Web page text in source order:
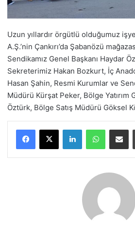
Uzun yıllardır örgütlü olduğumuz
A.Ş.’nin Çankırı’da Şabanözü
Sendikamız Genel Başkanı Haydar
Sekreterimiz Hakan Bozkurt, İç
Hasan Şahin, Resmi Kurumlar ve
Müdürü Kürşat Peker, Bölge Yatırım
Öztürk, Bölge Satış Müdürü Göksel